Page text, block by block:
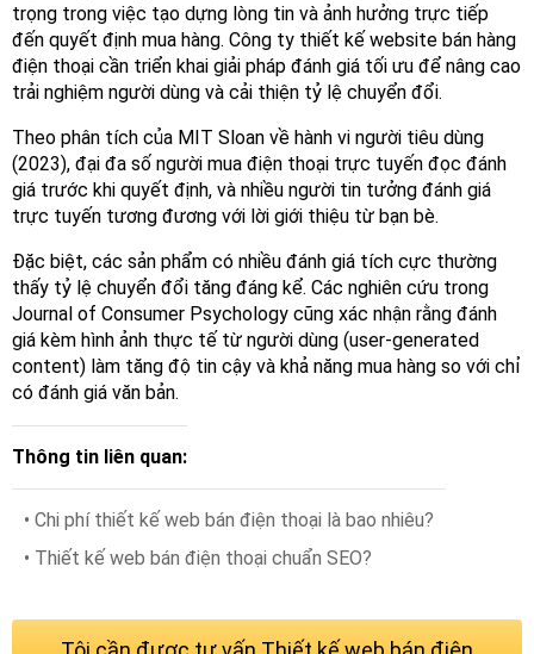
trọng trong việc tạo dựng lòng tin và ảnh hưởng trực tiếp
đến quyết định mua hàng. Công ty thiết kế website bán hàng
điện thoại cần triển khai giải pháp đánh giá tối ưu để nâng cao
trải nghiệm người dùng và cải thiện tỷ lệ chuyển đổi.
Theo phân tích của MIT Sloan về hành vi người tiêu dùng
(2023), đại đa số người mua điện thoại trực tuyến đọc đánh
giá trước khi quyết định, và nhiều người tin tưởng đánh giá
trực tuyến tương đương với lời giới thiệu từ bạn bè.
Đặc biệt, các sản phẩm có nhiều đánh giá tích cực thường
thấy tỷ lệ chuyển đổi tăng đáng kể. Các nghiên cứu trong
Journal of Consumer Psychology cũng xác nhận rằng đánh
giá kèm hình ảnh thực tế từ người dùng (user-generated
content) làm tăng độ tin cậy và khả năng mua hàng so với chỉ
có đánh giá văn bản.
Thông tin liên quan:
• Chi phí thiết kế web bán điện thoại là bao nhiêu?
• Thiết kế web bán điện thoại chuẩn SEO?